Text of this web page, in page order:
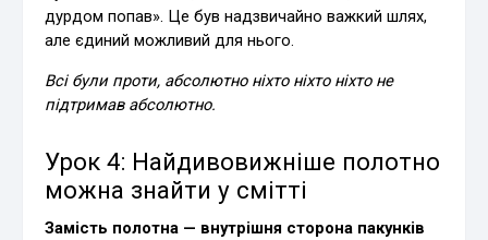
дурдом попав». Це був надзвичайно важкий шлях,
але єдиний можливий для нього.
Всі були проти, абсолютно ніхто ніхто ніхто не
підтримав абсолютно.
Урок 4: Найдивовижніше полотно
можна знайти у смітті
Замість полотна — внутрішня сторона пакунків